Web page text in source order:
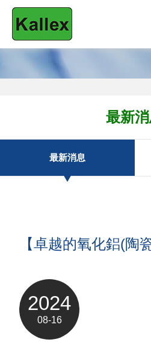
最新消
聯絡我
最新
最新消息
【卓越的氧化鋁(陶
2024
08-16